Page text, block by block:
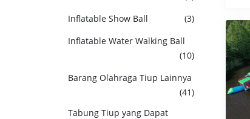
Inflatable Show Ball
(3)
Inflatable Water Walking Ball
(10)
Barang Olahraga Tiup Lainnya
(41)
Tabung Tiup yang Dapat